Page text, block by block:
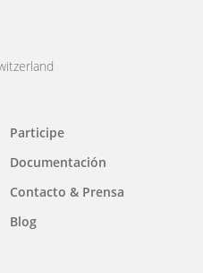
Participe
Documentación
Contacto & Prensa
Blog